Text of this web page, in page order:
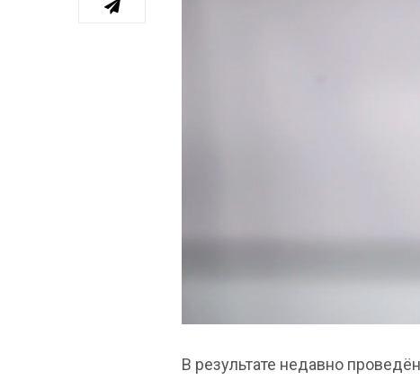
В результате недавно